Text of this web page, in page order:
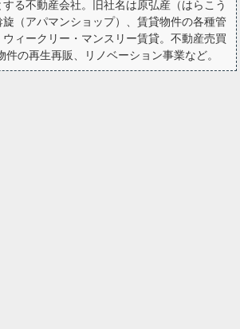
ク
る不動産会社。旧社名は原弘産（はらこう
（アパマンショップ）、賃貸物件の各種管
ィークリー・マンスリー賃貸。不動産売買
の再生再販、リノベーション事業など。